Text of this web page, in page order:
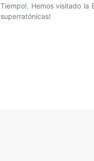
Tiempo!. Hemos visitado la
superratónicas!